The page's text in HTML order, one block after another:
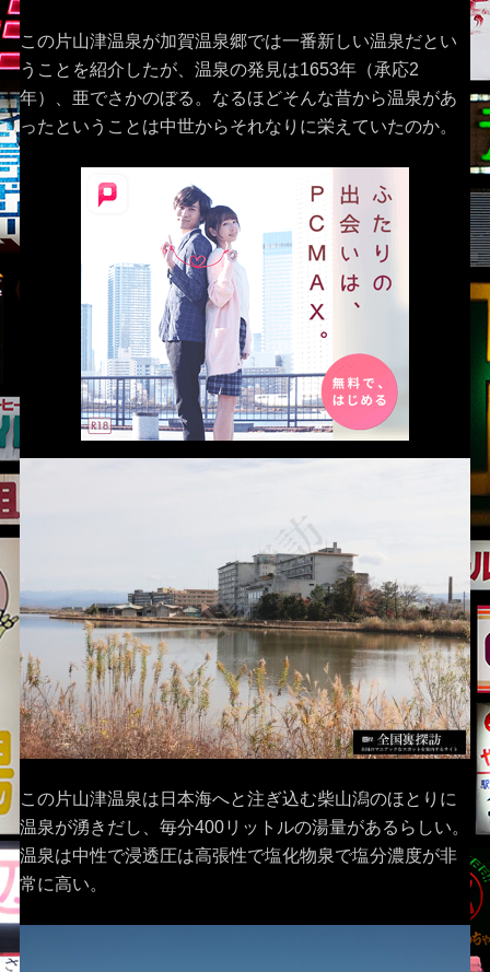
この片山津温泉が加賀温泉郷では一番新しい温泉だとい
うことを紹介したが、温泉の発見は1653年（承応2
年）、亜でさかのぼる。なるほどそんな昔から温泉があ
ったということは中世からそれなりに栄えていたのか。
この片山津温泉は日本海へと注ぎ込む柴山潟のほとりに
温泉が湧きだし、毎分400リットルの湯量があるらしい。
温泉は中性で浸透圧は高張性で塩化物泉で塩分濃度が非
常に高い。